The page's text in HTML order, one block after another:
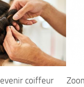
coiffeur